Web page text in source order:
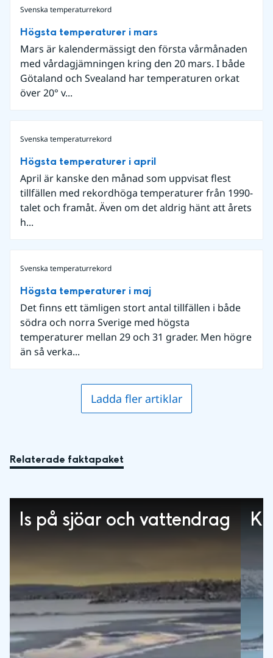
Svenska temperaturrekord
Högsta temperaturer i mars
Mars är kalendermässigt den första vårmånaden
med vårdagjämningen kring den 20 mars. I både
Götaland och Svealand har temperaturen orkat
över 20° v...
Svenska temperaturrekord
Högsta temperaturer i april
April är kanske den månad som uppvisat flest
tillfällen med rekordhöga temperaturer från 1990-
talet och framåt. Även om det aldrig hänt att årets
h...
Svenska temperaturrekord
Högsta temperaturer i maj
Det finns ett tämligen stort antal tillfällen i både
södra och norra Sverige med högsta
temperaturer mellan 29 och 31 grader. Men högre
än så verka...
Ladda fler artiklar
Relaterade faktapaket
Is på sjöar och vattendrag